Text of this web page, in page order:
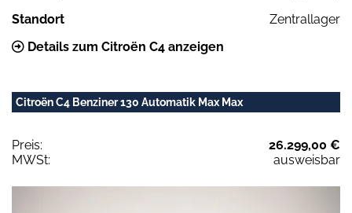
Standort
Zentrallager
Details zum Citroën C4 anzeigen
Citroën C4 Benziner 130 Automatik Max Max
Preis:
26.299,00 €
MWSt:
ausweisbar